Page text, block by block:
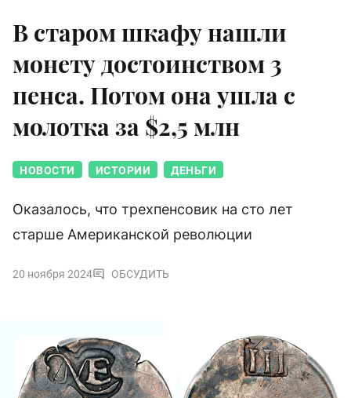
В старом шкафу нашли
монету достоинством 3
пенса. Потом она ушла с
молотка за $2,5 млн
НОВОСТИ ИСТОРИИ ДЕНЬГИ
Оказалось, что трехпенсовик на сто лет
старше Американской революции
20 ноября 2024 ОБСУДИТЬ